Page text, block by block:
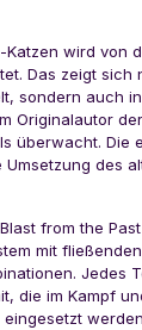
Katzen wird von
Das zeigt sich
sondern auch
Originalautor
überwacht. Die
des
from the
mit
Jedes
die im Kampf